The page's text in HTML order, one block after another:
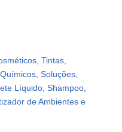
Tintas,
Soluções,
Líquido, Shampoo,
de Ambientes e